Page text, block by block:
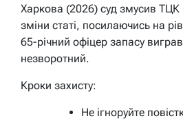
Харкова (2026) суд змусив ТЦК
зміни статі, посилаючись на
65-річний офіцер запасу
незворотний.
Кроки захисту:
Не ігноруйте